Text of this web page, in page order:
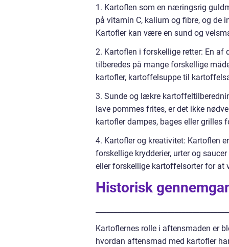
1. Kartoflen som en næringsrig
på vitamin C, kalium og fibre, og de
Kartofler kan være en sund og
2. Kartoflen i forskellige retter: En af
tilberedes på mange forskellige
kartofler, kartoffelsuppe til
3. Sunde og lækre
lave pommes frites, er det ikke
kartofler dampes, bages eller
4. Kartofler og kreativitet: Kartoflen
forskellige krydderier, urter og
eller forskellige kartoffelsorter for at
Historisk
Kartoflernes rolle i aftensmaden er
hvordan aftensmad med kartofler